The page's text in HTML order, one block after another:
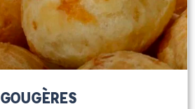
GOUGÈRES